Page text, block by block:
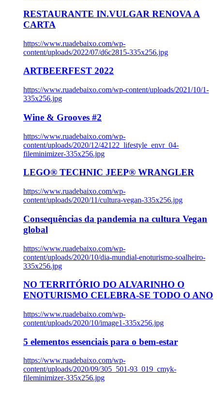
RESTAURANTE IN.VULGAR RENOVA A
CARTA
https://www.ruadebaixo.com/wp-
content/uploads/2022/07/d6c2815-335x256.jpg
ARTBEERFEST 2022
https://www.ruadebaixo.com/wp-content/uploads/2021/10/1-
335x256.jpg
Wine & Grooves #2
https://www.ruadebaixo.com/wp-
content/uploads/2020/12/42122_lifestyle_envr_04-
fileminimizer-335x256.jpg
LEGO® TECHNIC JEEP® WRANGLER
https://www.ruadebaixo.com/wp-
content/uploads/2020/11/cultura-vegan-335x256.jpg
Consequências da pandemia na cultura Vegan
global
https://www.ruadebaixo.com/wp-
content/uploads/2020/10/dia-mundial-enoturismo-soalheiro-
335x256.jpg
NO TERRITÓRIO DO ALVARINHO O
ENOTURISMO CELEBRA-SE TODO O ANO
https://www.ruadebaixo.com/wp-
content/uploads/2020/10/image1-335x256.jpg
5 elementos essenciais para o bem-estar
https://www.ruadebaixo.com/wp-
content/uploads/2020/09/305_501-93_019_cmyk-
fileminimizer-335x256.jpg